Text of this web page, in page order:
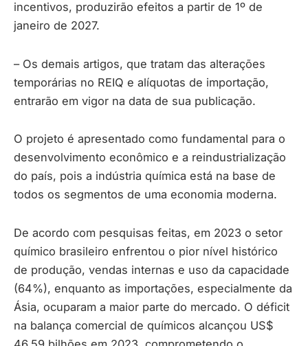
incentivos, produzirão efeitos a partir de 1º de
janeiro de 2027.
– Os demais artigos, que tratam das alterações
temporárias no REIQ e alíquotas de importação,
entrarão em vigor na data de sua publicação.
O projeto é apresentado como fundamental para o
desenvolvimento econômico e a reindustrialização
do país, pois a indústria química está na base de
todos os segmentos de uma economia moderna.
De acordo com pesquisas feitas, em 2023 o setor
químico brasileiro enfrentou o pior nível histórico
de produção, vendas internas e uso da capacidade
(64%), enquanto as importações, especialmente da
Ásia, ocuparam a maior parte do mercado. O déficit
na balança comercial de químicos alcançou US$